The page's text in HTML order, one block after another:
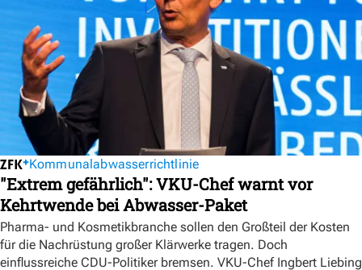
Kommunalabwasserrichtlinie
"Extrem gefährlich": VKU-Chef warnt vor
Kehrtwende bei Abwasser-Paket
Pharma- und Kosmetikbranche sollen den Großteil der Kosten
für die Nachrüstung großer Klärwerke tragen. Doch
einflussreiche CDU-Politiker bremsen. VKU-Chef Ingbert Liebing